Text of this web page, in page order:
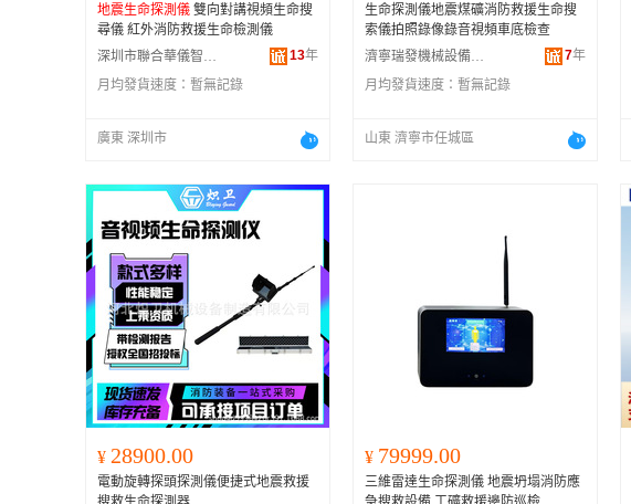
地震生命探測儀 雙向對講視頻生命搜
尋儀 紅外消防救援生命檢測儀
深圳市聯合華儀智能設備有限公司
13年
月均發貨速度： 暫無記錄
廣東 深圳市
生命探測儀地震煤礦消防救援生命搜
索儀拍照錄像錄音視頻車底檢查
濟寧瑞發機械設備有限公司
7年
月均發貨速度： 暫無記錄
山東 濟寧市任城區
¥ 28900.00
電動旋轉探頭探測儀便捷式地震救援
¥ 79999.00
三維雷達生命探測儀 地震坍塌消防應